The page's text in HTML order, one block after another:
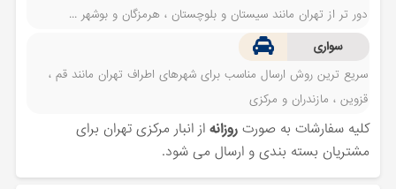
دور تر از تهران مانند سیستان و بلوچستان ، هرمزگان و بوشهر ...
سواری
سریع ترین روش ارسال مناسب برای شهرهای اطراف تهران مانند قم ،
قزوین ، مازندران و مرکزی
کلیه سفارشات به صورتروزانه از انبار مرکزی تهران برای
مشتریان بسته بندی و ارسال می شود.